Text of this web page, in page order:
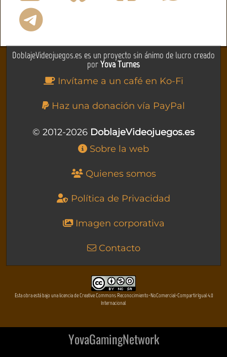
DoblajeVideojuegos.es es un proyecto sin ánimo de lucro creado
porYova Turnes
Invítame a un café en Ko-Fi
Haz una donación vía PayPal
© 2012-2026 DoblajeVideojuegos.es
Sobre la web
Quienes somos
Política de Privacidad
Imagen corporativa
Contacto
Esta obra está bajo una licencia de Creative Commons Reconocimiento-NoComercial-CompartirIgual 4.0
Internacional
YovaGamingNetwork